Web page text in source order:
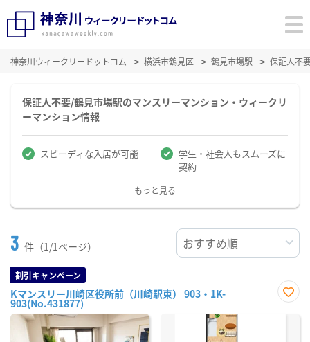
神奈川ウィークリードットコム 横浜市鶴見区 鶴見市場駅 保証人不
保証人不要/鶴見市場駅のマンスリーマンション・ウィークリ
ーマンション情報
スピーディな入居が可能
学生・社会人もスムーズに
契約
もっと見る
3 件（1/1ページ）
割引キャンペーン
Kマンスリー川崎区役所前（川崎駅東） 903・1K-
903(No.431877)
に入